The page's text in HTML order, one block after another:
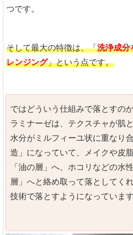
つです。
そして最大の特徴は、「洗浄成分
レンジング」という点です。
ではどういう仕組みで落とすのか
ラミナーゼは、テクスチャが肌
水分がミルフィーユ状に重なり
造」になっていて、メイクや皮
「油の層」へ、ホコリなどの水
層」へと絡め取って落としてく
技術で落とすようになっています